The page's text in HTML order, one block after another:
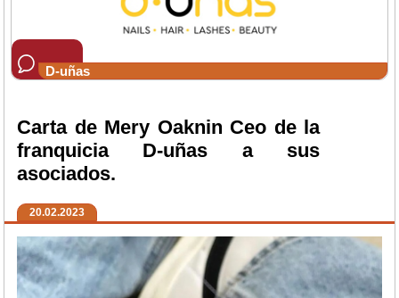
D-uñas
Carta de Mery Oaknin Ceo de la
franquicia D-uñas a sus
asociados.
20.02.2023